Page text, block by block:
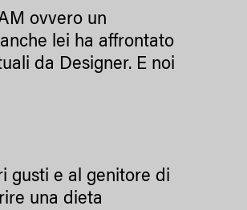
ovvero un
lei ha affrontato
da Designer. E noi
gusti e al genitore di
una dieta